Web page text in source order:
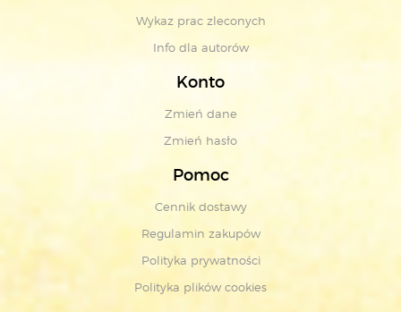
Wykaz prac zleconych
Info dla autorów
Konto
Zmień dane
Zmień hasło
Pomoc
Cennik dostawy
Regulamin zakupów
Polityka prywatności
Polityka plików cookies